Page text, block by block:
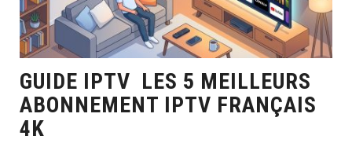
GUIDE IPTV LES 5 MEILLEURS
ABONNEMENT IPTV FRANÇAIS
4K